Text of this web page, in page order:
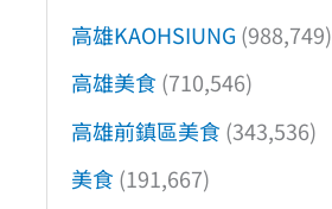
高雄KAOHSIUNG (988,749)
高雄美食 (710,546)
高雄前鎮區美食 (343,536)
美食 (191,667)